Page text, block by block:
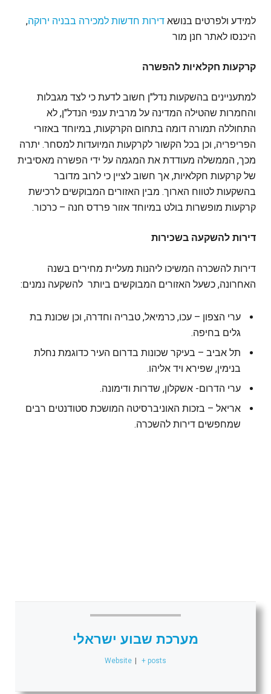
למידע ולפרטים בנושא דירות חדשות למכירה בבניה ירוקה,
היכנסו לאתר חנן מור
קרקעות חקלאיות להפשרה
למתעניינים בהשקעות נדל"ן חשוב לדעת כי לצד מגבלות
והחמרות שהטילה המדינה על מרבית ענפי הנדל"ן, לא
התחוללה תמורה דומה בתחום הקרקעות, במיוחד באזורי
הפריפריה, וכן בכל הקשור לקרקעות המיועדות למסחר. יתרה
מכך, הממשלה מעודדת את המגמה על ידי הפשרה מאסיבית
של קרקעות חקלאיות, אך חשוב לציין כי לרוב מדובר
בהשקעות לטווח הארוך. מבין האזורים המבוקשים לרכישת
קרקעות מופשרות בולט במיוחד אזור פרדס חנה – כרכור.
דירות להשקעה בשכירות
דירות להשכרה המשיכו ליהנות מעליית מחירים בשנה
האחרונה, כשעל האזורים המבוקשים ביותר להשקעה נמנים:
ערי הצפון – עכו, כרמיאל, טבריה וחדרה, וכן שכונת בת
גלים בחיפה.
תל אביב – בעיקר שכונות בדרום העיר כדוגמת נחלת
בנימין, שפירא ויד אליהו.
ערי הדרום- אשקלון, שדרות ודימונה.
אריאל – בזכות האוניברסיטה המושכת סטודנטים רבים
שמחפשים דירות להשכרה.
מערכת שבוע ישראלי
Website | + posts